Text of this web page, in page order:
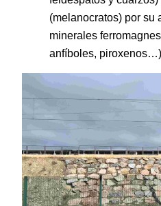
(melanocratos) por su
minerales
anfíboles, piroxenos…).